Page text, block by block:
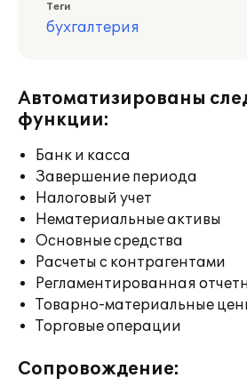
Теги
бухгалтерия
Автоматизированы
функции:
Банк и касса
Завершение периода
Налоговый учет
Нематериальные активы
Основные средства
Расчеты с контрагентами
Регламентированная
Товарно-материальные
Торговые операции
Сопровождение: